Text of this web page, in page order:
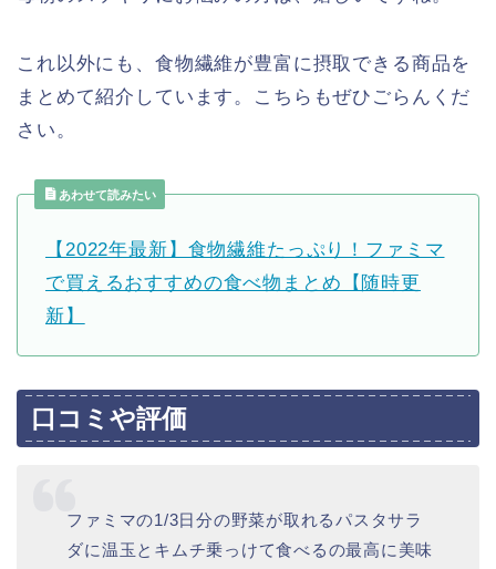
これ以外にも、食物繊維が豊富に摂取できる商品を
まとめて紹介しています。こちらもぜひごらんくだ
さい。
あわせて読みたい
【2022年最新】食物繊維たっぷり！ファミマ
で買えるおすすめの食べ物まとめ【随時更
新】
口コミや評価
ファミマの1/3日分の野菜が取れるパスタサラ
ダに温玉とキムチ乗っけて食べるの最高に美味